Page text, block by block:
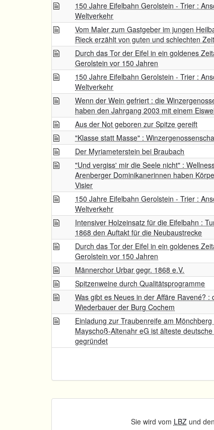
150 Jahre Eifelbahn Gerolstein - Trier :
Weltverkehr
Vom Maler zum Gastgeber im jungen
Rieck erzählt von guten und schlechten
Durch das Tor der Eifel in ein goldenes
Gerolstein vor 150 Jahren
150 Jahre Eifelbahn Gerolstein - Trier :
Weltverkehr
Wenn der Wein gefriert : die
haben den Jahrgang 2003 mit einem
Aus der Not geboren zur Spitze gereift
"Klasse statt Masse" :
Der Myriameterstein bei Braubach
"Und vergiss' mir die Seele nicht" :
Arenberger Dominikanerinnen haben
Visier
150 Jahre Eifelbahn Gerolstein - Trier :
Weltverkehr
Intensiver Holzeinsatz für die Eifelbahn :
1868 den Auftakt für die Neubaustrecke
Durch das Tor der Eifel in ein goldenes
Gerolstein vor 150 Jahren
Männerchor Urbar gegr. 1868 e.V.
Spitzenweine durch Qualitätsprogramme
Was gibt es Neues in der Affäre Ravené?
Wiederbauer der Burg Cochem
Einladung zur Traubenreife am
Mayschoß-Altenahr eG ist älteste
gegründet
Sie wird vom LBZund